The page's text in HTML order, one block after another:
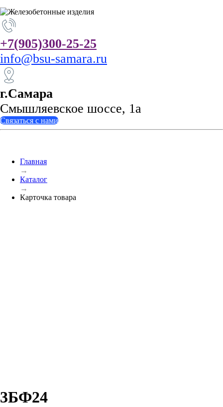
+7(905)300-25-25
info@bsu-samara.ru
г.Самара
Смышляевское шоссе, 1а
Связаться с нами
Главная
→
Каталог
→
Карточка товара
3БФ24